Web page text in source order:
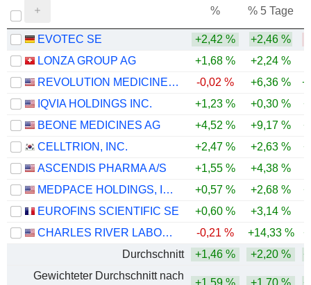
% % 5 Tage
EVOTEC SE +2,42 % +2,46 %
LONZA GROUP AG
+1,68 % +2,24 %
REVOLUTION MEDICINES, INC.
-0,02 % +6,36 %
IQVIA HOLDINGS INC.
+1,23 % +0,30 %
BEONE MEDICINES AG
+4,52 % +9,17 %
CELLTRION, INC.
+2,47 % +2,63 %
ASCENDIS PHARMA A/S
+1,55 %
+4,38 %
MEDPACE HOLDINGS, INC.
+0,57 % +2,68 %
EUROFINS SCIENTIFIC SE
+0,60 % +3,14 %
CHARLES RIVER LABORATORIES INTERNATIONAL, INC.
-0,21 % +14,33 %
Durchschnitt
+1,46 % +2,20 %
Gewichteter Durchschnitt nach